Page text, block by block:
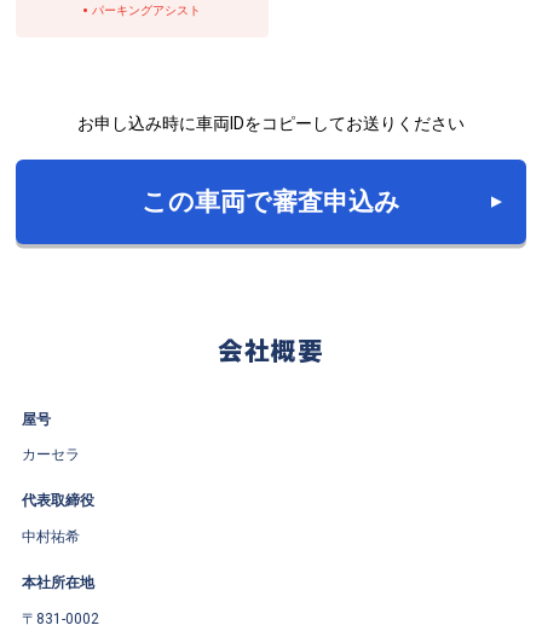
パーキングアシスト
お申し込み時に車両IDをコピーしてお送りください
この車両で審査申込み
会社概要
屋号
カーセラ
代表取締役
中村祐希
本社所在地
〒831-0002